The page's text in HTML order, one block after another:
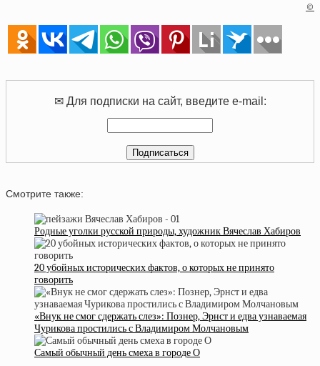
©
✉ Для подписки на сайт, введите e-mail:
Смотрите также:
Родные уголки русской природы, художник Вячеслав Хабиров
20 убойных исторических фактов, о которых не принято
говорить
«Внук не смог сдержать слез»: Познер, Эрнст и едва узнаваемая
Чурикова простились с Владимиром Молчановым
Самый обычный день смеха в городе О